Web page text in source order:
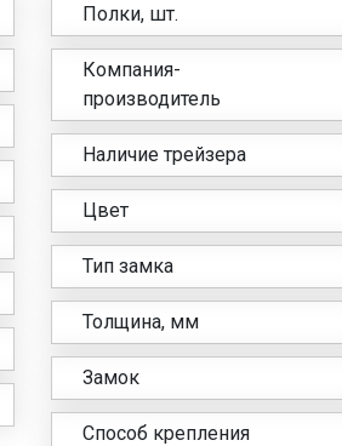
Полки, шт.
Компания-
производитель
Наличие трейзера
Цвет
Тип замка
Толщина, мм
Замок
Способ крепления